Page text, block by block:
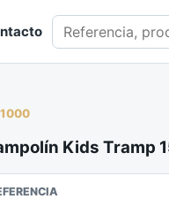
Buscar en
Kids Tramp